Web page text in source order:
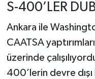
S-400’LER
Ankara ile
CAATSA
üzerinde
400’lerin devre dışı